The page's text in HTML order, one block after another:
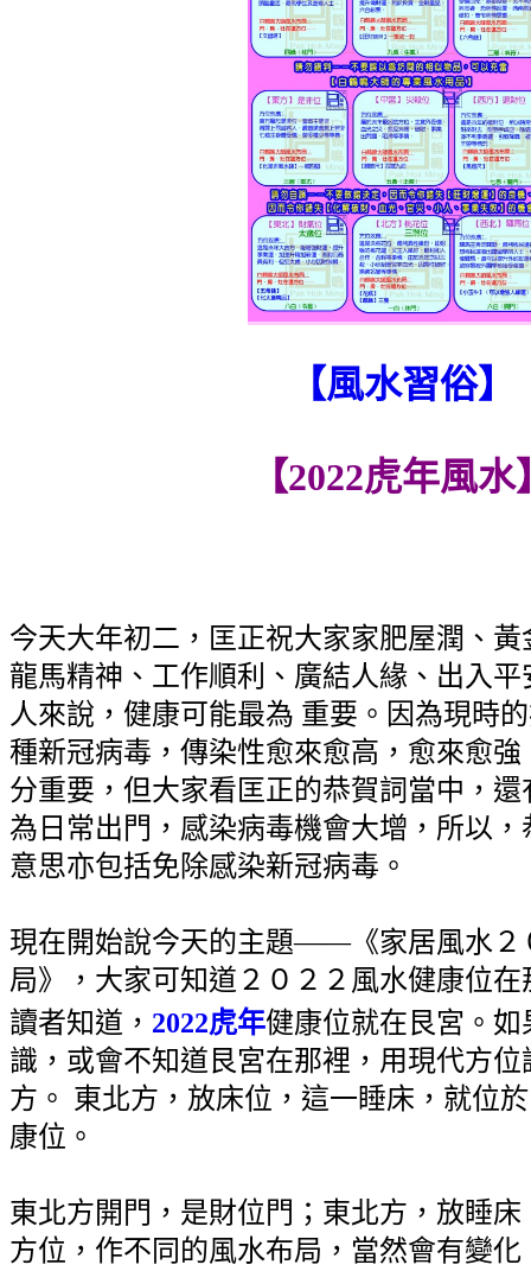
【風水習俗】
【2022虎年風水
今天大年初二，匡正祝大家家肥屋潤、
龍馬精神、工作順利、廣結人緣、出入
人來說，健康可能最為 重要。因為現時
種新冠病毒，傳染性愈來愈高，愈來愈
分重要，但大家看匡正的恭賀詞當中，
為日常出門，感染病毒機會大增，所以
意思亦包括免除感染新冠病毒。
現在開始說今天的主題——《家居風水２
局》，大家可知道２０２２風水健康位
讀者知道， 2022虎年健康位就在艮宮。
識，或會不知道艮宮在那裡，用現代方
方。 東北方，放床位，這一睡床，就位於
康位。
東北方開門，是財位門；東北方，放睡
方位，作不同的風水布局，當然會有變